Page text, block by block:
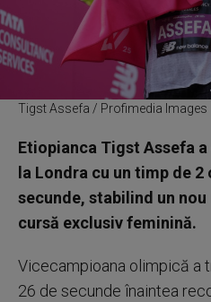
Tigst Assefa / Profimedia Images
Etiopianca Tigst Assefa
la Londra cu un timp de 2
secunde, stabilind un
cursă exclusiv feminină.
Vicecampioana olimpică a
26 de secunde înaintea